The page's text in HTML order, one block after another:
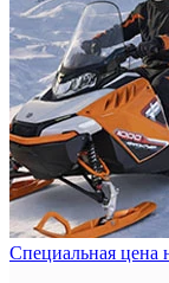
Специальная цена